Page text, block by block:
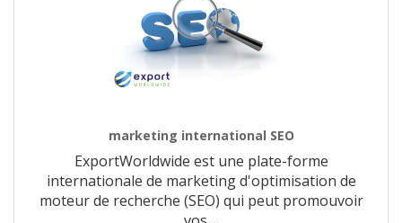
marketing international SEO
ExportWorldwide est une plate-forme
internationale de marketing d'optimisation de
moteur de recherche (SEO) qui peut promouvoir